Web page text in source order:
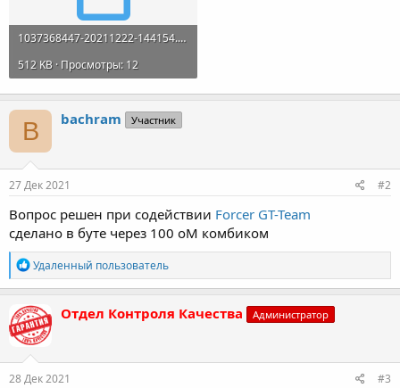
1037368447-20211222-144154.bin
512 KB · Просмотры: 12
B bachram Участник
27 Дек 2021 #2
Вопрос решен при содействии Forcer GT-Team
сделано в буте через 100 оМ комбиком
Р
е
а
к
ц
и
и
:
Удаленный пользователь
Отдел Контроля Качества Администратор
28 Дек 2021 #3